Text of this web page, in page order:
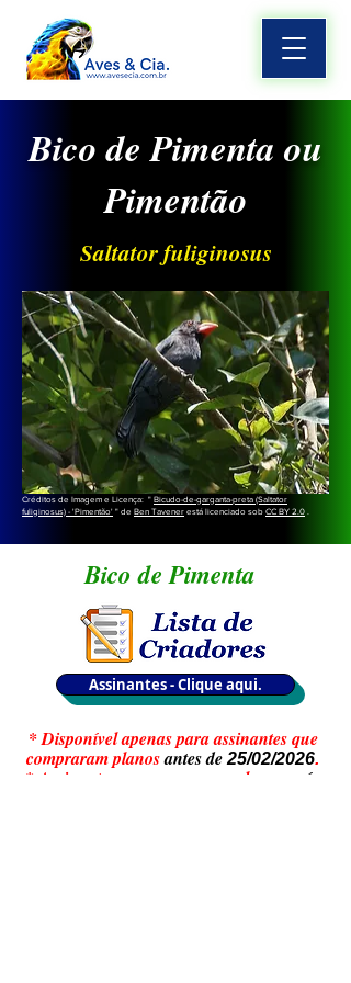
Bico de Pimenta ou
Pimentão
Saltator fuliginosus
Créditos de Imagem e Licença: " Bicudo-de-garganta-preta (Saltator
fuliginosus) - 'Pimentão' " de Ben Tavener está licenciado sob CC BY 2.0 .
Bico de Pimenta
Assinantes - Clique aqui.
* Disponível apenas para assinantes que
compraram planosantes de25/02/2026.
* Assinantes que comprarem planos após